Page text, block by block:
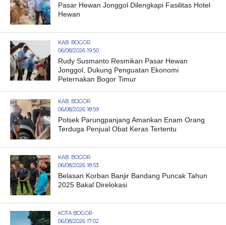
Pasar Hewan Jonggol Dilengkapi Fasilitas Hotel
Hewan
KAB. BOGOR
06/08/2026 19:50
Rudy Susmanto Resmikan Pasar Hewan
Jonggol, Dukung Penguatan Ekonomi
Peternakan Bogor Timur
KAB. BOGOR
06/08/2026 18:59
Polsek Parungpanjang Amankan Enam Orang
Terduga Penjual Obat Keras Tertentu
KAB. BOGOR
06/08/2026 18:53
Belasan Korban Banjir Bandang Puncak Tahun
2025 Bakal Direlokasi
KOTA BOGOR
06/08/2026 17:02